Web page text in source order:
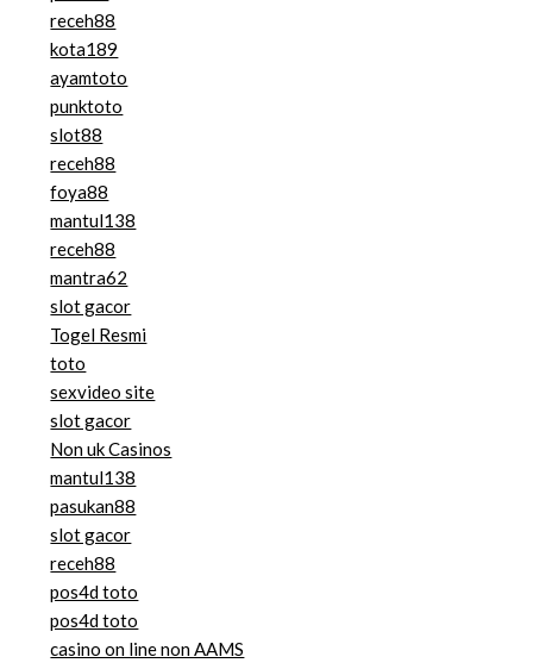
receh88
kota189
ayamtoto
punktoto
slot88
receh88
foya88
mantul138
receh88
mantra62
slot gacor
Togel Resmi
toto
sexvideo site
slot gacor
Non uk Casinos
mantul138
pasukan88
slot gacor
receh88
pos4d toto
pos4d toto
casino on line non AAMS